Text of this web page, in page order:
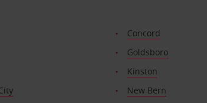
Concord
Goldsboro
Kinston
New Bern